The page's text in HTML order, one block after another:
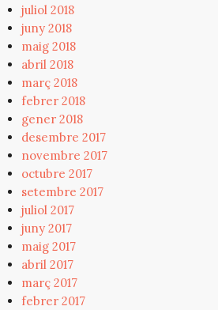
juliol 2018
juny 2018
maig 2018
abril 2018
març 2018
febrer 2018
gener 2018
desembre 2017
novembre 2017
octubre 2017
setembre 2017
juliol 2017
juny 2017
maig 2017
abril 2017
març 2017
febrer 2017